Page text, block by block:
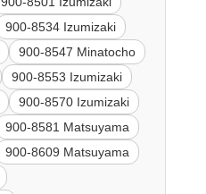
900-8534 Izumizaki
900-8547 Minatocho
900-8553 Izumizaki
900-8570 Izumizaki
900-8581 Matsuyama
900-8609 Matsuyama